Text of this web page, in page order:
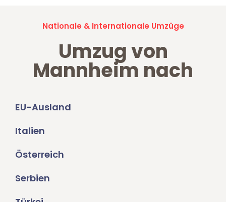
Nationale & Internationale Umzüge
Umzug von
Mannheim nach
EU-Ausland
Italien
Österreich
Serbien